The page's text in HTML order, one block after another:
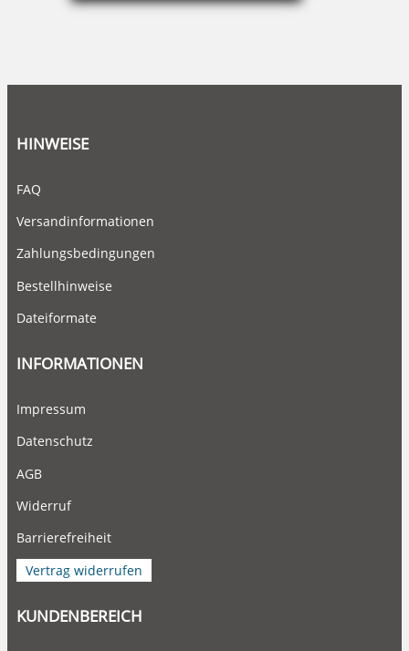
HINWEISE
FAQ
Versandinformationen
Zahlungsbedingungen
Bestellhinweise
Dateiformate
INFORMATIONEN
Impressum
Datenschutz
AGB
Widerruf
Barrierefreiheit
Vertrag widerrufen
KUNDENBEREICH